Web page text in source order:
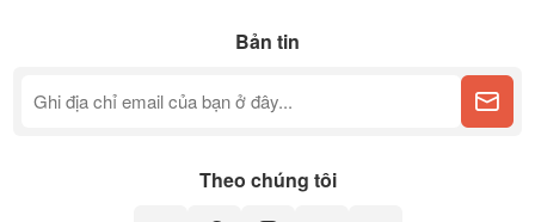
Bản tin
Theo chúng tôi